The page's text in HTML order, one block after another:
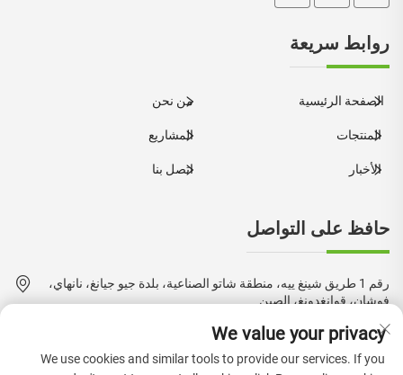
روابط سريعة
الصفحة الرئيسية من نحن
المنتجات المشاريع
الأخبار اتصل بنا
حافظ على التواصل
رقم 1 طريق شينغ ييه، منطقة شاتو الصناعية، بلدة جيو جيانغ، نانهاي،
فوشان، قوانغدونغ، الصين
+86-18924550960
We value your privacy
We use cookies and similar tools to provide our services. If you